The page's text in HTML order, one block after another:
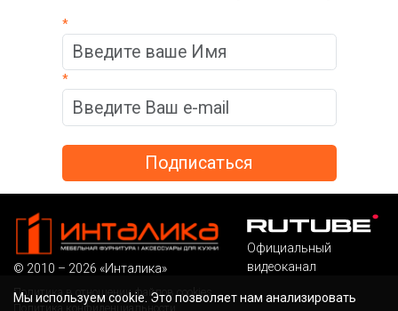
*
*
Мы используем cookie. Это позволяет нам анализировать
© 2010 – 2026 «Инталика»
Политика в отношении файлов cookies
Политика конфиденциальности
Официальный
видеоканал